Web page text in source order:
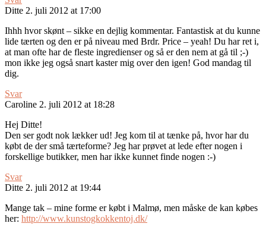
Ditte 2. juli 2012 at 17:00
Ihhh hvor skønt – sikke en dejlig kommentar. Fantastisk at du kunne
lide tærten og den er på niveau med Brdr. Price – yeah! Du har ret i,
at man ofte har de fleste ingredienser og så er den nem at gå til ;-)
mon ikke jeg også snart kaster mig over den igen! God mandag til
dig.
Svar
Caroline 2. juli 2012 at 18:28
Hej Ditte!
Den ser godt nok lækker ud! Jeg kom til at tænke på, hvor har du
købt de der små tærteforme? Jeg har prøvet at lede efter nogen i
forskellige butikker, men har ikke kunnet finde nogen :-)
Svar
Ditte 2. juli 2012 at 19:44
Mange tak – mine forme er købt i Malmø, men måske de kan købes
her: http://www.kunstogkokkentoj.dk/